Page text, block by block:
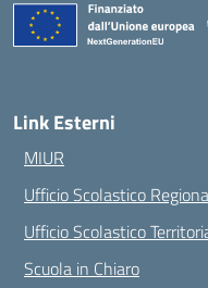
Link Esterni
MIUR
Ufficio Scolastico
Ufficio Scolastico
Scuola in Chiaro